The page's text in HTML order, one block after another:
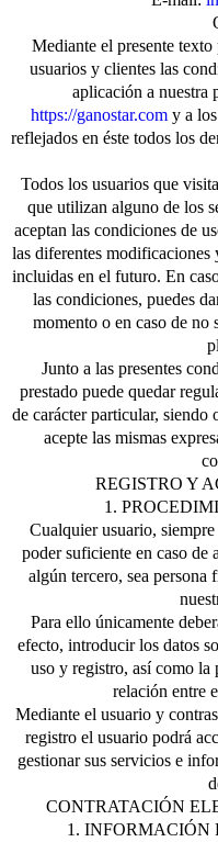
Mediante el presente
usuarios y clientes las
aplicación a nuestra
https://ganostar.comy a los
reflejados en éste todos los
Todos los usuarios que
que utilizan alguno de los
aceptan las condiciones de
las diferentes modificaciones
incluidas en el futuro. En
las condiciones, puedes
momento o en caso de no
Junto a las presentes
prestado puede quedar
de carácter particular, siendo
acepte las mismas
REGISTRO Y
1.
Cualquier usuario,
poder suficiente en caso de
algún tercero, sea persona
Para ello únicamente
efecto, introducir los datos
uso y registro, así como
relación entre
Mediante el usuario y
registro el usuario podrá
gestionar sus servicios e
CONTRATACIÓN
1. INFORMACIÓN